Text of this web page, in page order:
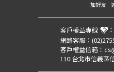
加好友
客戶權益專線 ：
網路客服：
客戶權益信箱：
110 台北市信義區